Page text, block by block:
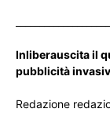
Inliberauscita il
pubblicità
Redazione